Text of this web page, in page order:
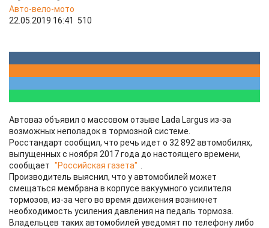
Авто-вело-мото
22.05.2019 16:41
510
Автоваз объявил о массовом отзыве Lada Largus из-за
возможных неполадок в тормозной системе.
Росстандарт сообщил, что речь идет о 32 892 автомобилях,
выпущенных с ноября 2017 года до настоящего времени,
сообщает "Российская газета"
Производитель выяснил, что у автомобилей может
смещаться мембрана в корпусе вакуумного усилителя
тормозов, из-за чего во время движения возникнет
необходимость усиления давления на педаль тормоза.
Владельцев таких автомобилей уведомят по телефону либо